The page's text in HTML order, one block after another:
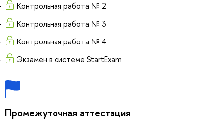
Контрольная работа № 2
Контрольная работа № 3
Контрольная работа № 4
Экзамен в системе StartExam
Промежуточная аттестация